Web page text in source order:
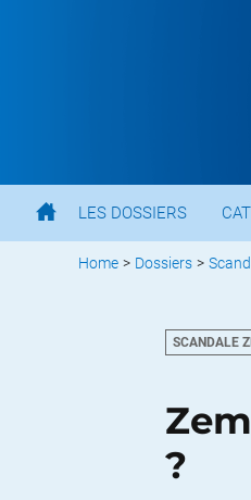
LES DOSSIERS
Home > Dossiers >
SCANDALE
?